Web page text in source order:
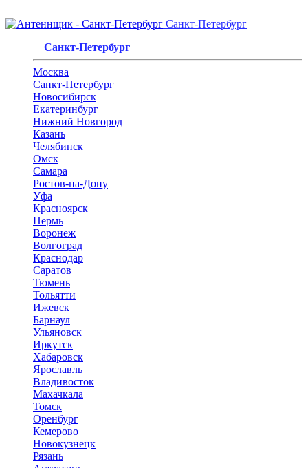
Санкт-Петербург
Санкт-Петербург
Москва
Санкт-Петербург
Новосибирск
Екатеринбург
Нижний Новгород
Казань
Челябинск
Омск
Самара
Ростов-на-Дону
Уфа
Красноярск
Пермь
Воронеж
Волгоград
Краснодар
Саратов
Тюмень
Тольятти
Ижевск
Барнаул
Ульяновск
Иркутск
Хабаровск
Ярославль
Владивосток
Махачкала
Томск
Оренбург
Кемерово
Новокузнецк
Рязань